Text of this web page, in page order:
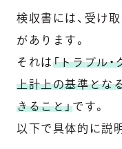
検収書には、受け
があります。
それは「トラブル
上計上の基準とな
きること」です。
以下で具体的に説